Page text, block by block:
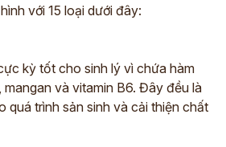
với 15 loại dưới đây:
kỳ tốt cho sinh lý vì chứa hàm
mangan và vitamin B6. Đây đều là
quá trình sản sinh và cải thiện chất